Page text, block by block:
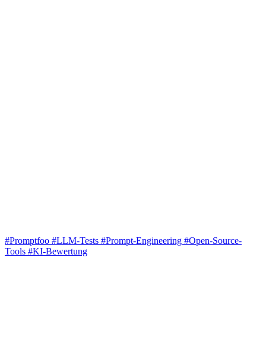
#Promptfoo #LLM-Tests #Prompt-Engineering #Open-Source-
Tools #KI-Bewertung